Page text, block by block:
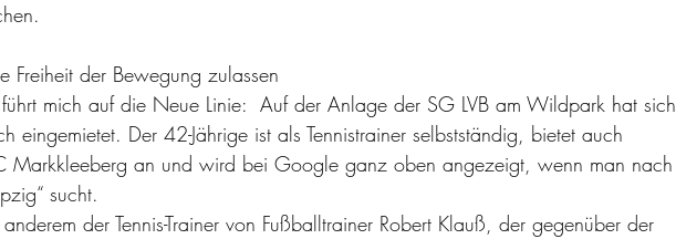
Freiheit der Bewegung zulassen
führt mich auf die Neue Linie:  Auf der Anlage der SG LVB am Wildpark hat sich
eingemietet. Der 42-Jährige ist als Tennistrainer selbstständig, bietet auch
Markkleeberg an und wird bei Google ganz oben angezeigt, wenn man nach
sucht.
der Tennis-Trainer von Fußballtrainer Robert Klauß, der gegenüber der